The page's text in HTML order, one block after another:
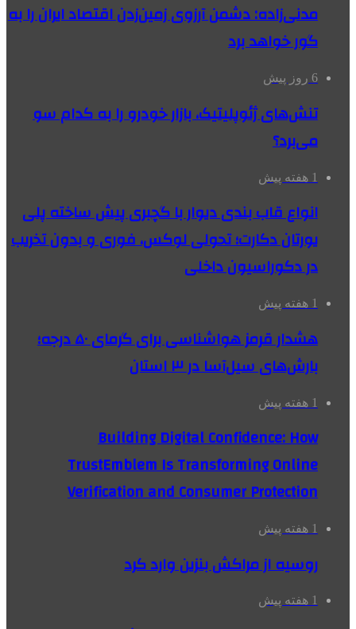
مدنی‌زاده: دشمن آرزوی زمین‌زدن اقتصاد ایران را به
گور خواهد برد
6 روز پیش
تنش‌های ژئوپلیتیک، بازار خودرو را به کدام سو
می‌برد؟
1 هفته پیش
انواع قاب بندی دیوار با گچبری پیش ساخته پلی
یورتان دکارت؛ تحولی لوکس، فوری و بدون تخریب
در دکوراسیون داخلی
1 هفته پیش
هشدار قرمز هواشناسی برای گرمای ۵۰ درجه؛
بارش‌های سیل‌آسا در ۳ استان
1 هفته پیش
Building Digital Confidence: How
TrustEmblem Is Transforming Online
Verification and Consumer Protection
1 هفته پیش
روسیه از مراکش بنزین وارد کرد
1 هفته پیش